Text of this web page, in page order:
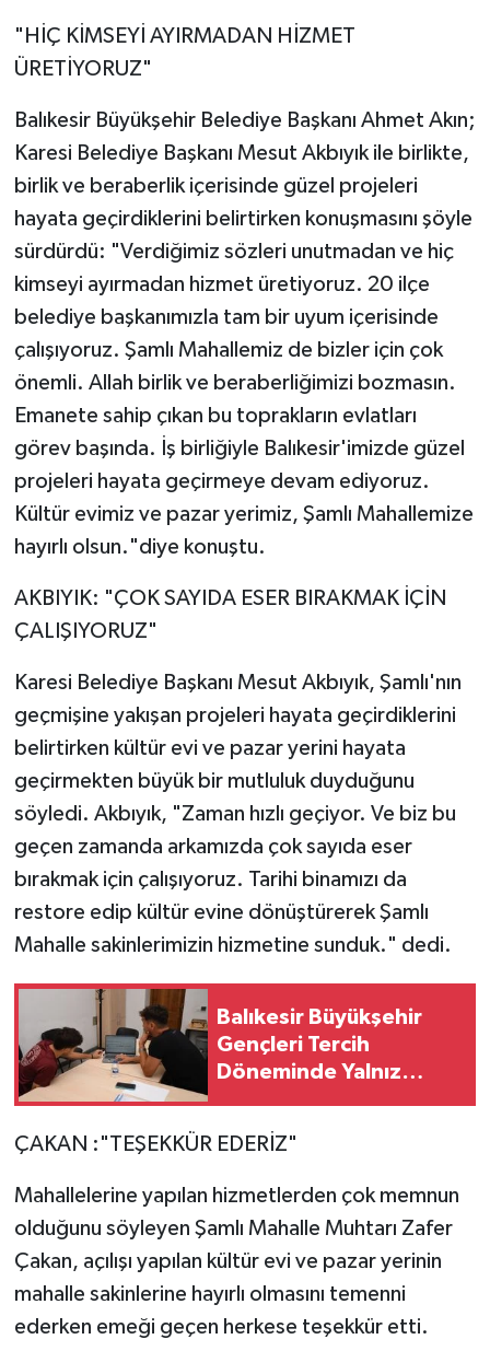
"HİÇ KİMSEYİ AYIRMADAN HİZMET
ÜRETİYORUZ"
Balıkesir Büyükşehir Belediye Başkanı Ahmet Akın;
Karesi Belediye Başkanı Mesut Akbıyık ile birlikte,
birlik ve beraberlik içerisinde güzel projeleri
hayata geçirdiklerini belirtirken konuşmasını şöyle
sürdürdü: "Verdiğimiz sözleri unutmadan ve hiç
kimseyi ayırmadan hizmet üretiyoruz. 20 ilçe
belediye başkanımızla tam bir uyum içerisinde
çalışıyoruz. Şamlı Mahallemiz de bizler için çok
önemli. Allah birlik ve beraberliğimizi bozmasın.
Emanete sahip çıkan bu toprakların evlatları
görev başında. İş birliğiyle Balıkesir'imizde güzel
projeleri hayata geçirmeye devam ediyoruz.
Kültür evimiz ve pazar yerimiz, Şamlı Mahallemize
hayırlı olsun."diye konuştu.
AKBIYIK: "ÇOK SAYIDA ESER BIRAKMAK İÇİN
ÇALIŞIYORUZ"
Karesi Belediye Başkanı Mesut Akbıyık, Şamlı'nın
geçmişine yakışan projeleri hayata geçirdiklerini
belirtirken kültür evi ve pazar yerini hayata
geçirmekten büyük bir mutluluk duyduğunu
söyledi. Akbıyık, "Zaman hızlı geçiyor. Ve biz bu
geçen zamanda arkamızda çok sayıda eser
bırakmak için çalışıyoruz. Tarihi binamızı da
restore edip kültür evine dönüştürerek Şamlı
Mahalle sakinlerimizin hizmetine sunduk." dedi.
Balıkesir Büyükşehir
Gençleri Tercih
Döneminde Yalnız
ÇAKAN :"TEŞEKKÜR EDERİZ"
Mahallelerine yapılan hizmetlerden çok memnun
olduğunu söyleyen Şamlı Mahalle Muhtarı Zafer
Çakan, açılışı yapılan kültür evi ve pazar yerinin
mahalle sakinlerine hayırlı olmasını temenni
ederken emeği geçen herkese teşekkür etti.